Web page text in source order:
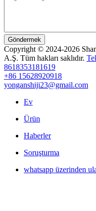
Göndermek
Copyright © 2024-2026
A.Ş. Tüm hakları saklıdır.
8618353181619
+86 15628920918
yonganshiji23@gmail.com
Ev
Ürün
Haberler
Soruşturma
whatsapp üzerinden